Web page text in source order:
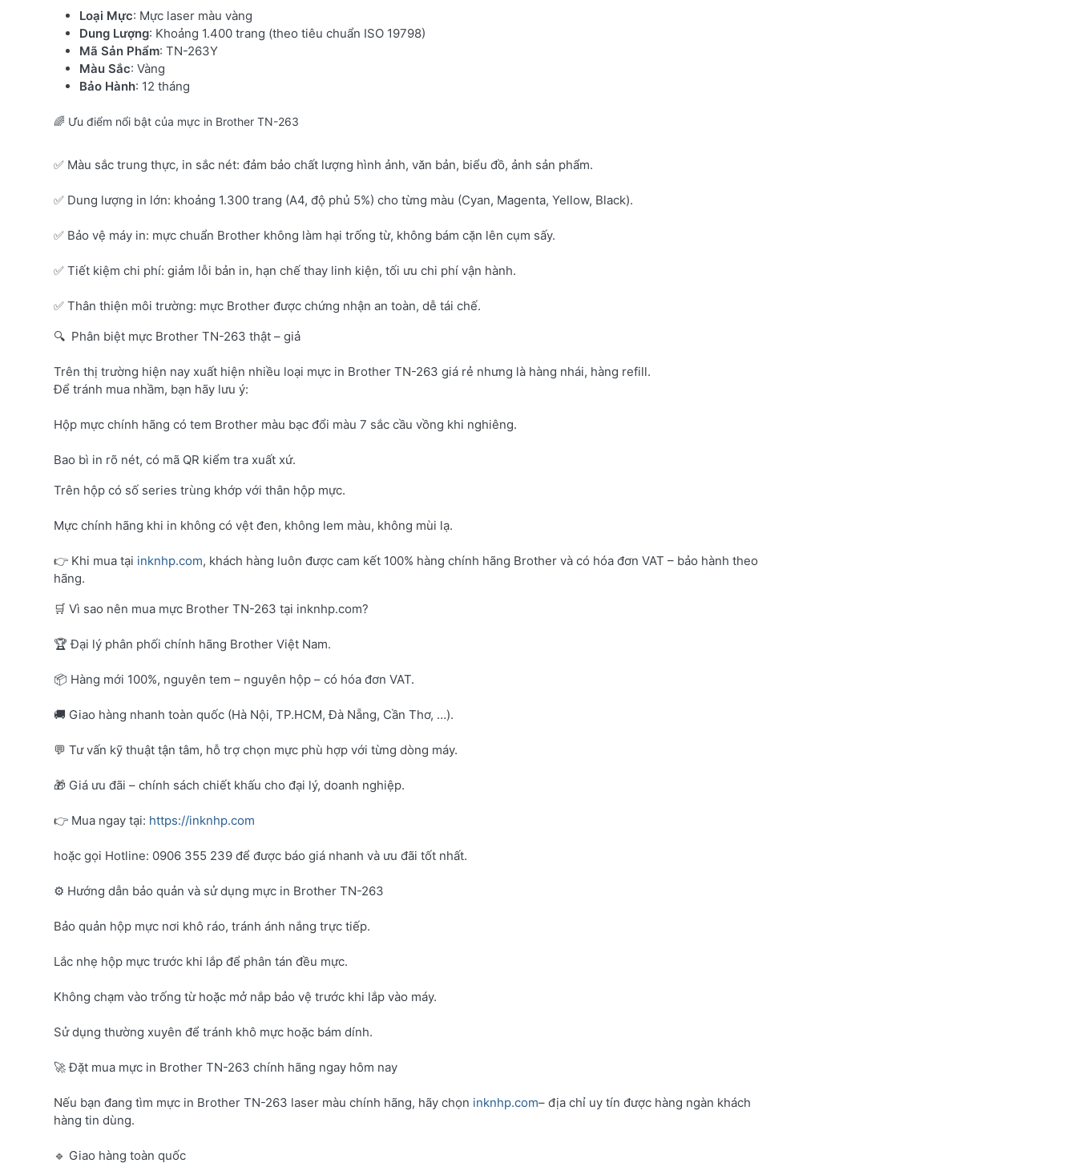
Loại Mực: Mực laser màu vàng
Dung Lượng: Khoảng 1.400 trang (theo tiêu chuẩn ISO 19798)
Mã Sản Phẩm: TN-263Y
Màu Sắc: Vàng
Bảo Hành: 12 tháng
🌈 Ưu điểm nổi bật của mực in Brother TN-263
✅ Màu sắc trung thực, in sắc nét: đảm bảo chất lượng hình ảnh, văn bản, biểu đồ, ảnh sản phẩm.
✅ Dung lượng in lớn: khoảng 1.300 trang (A4, độ phủ 5%) cho từng màu (Cyan, Magenta, Yellow, Black).
✅ Bảo vệ máy in: mực chuẩn Brother không làm hại trống từ, không bám cặn lên cụm sấy.
✅ Tiết kiệm chi phí: giảm lỗi bản in, hạn chế thay linh kiện, tối ưu chi phí vận hành.
✅ Thân thiện môi trường: mực Brother được chứng nhận an toàn, dễ tái chế.
🔍 Phân biệt mực Brother TN-263 thật – giả
Trên thị trường hiện nay xuất hiện nhiều loại mực in Brother TN-263 giá rẻ nhưng là hàng nhái, hàng refill.
Để tránh mua nhầm, bạn hãy lưu ý:
Hộp mực chính hãng có tem Brother màu bạc đổi màu 7 sắc cầu vồng khi nghiêng.
Bao bì in rõ nét, có mã QR kiểm tra xuất xứ.
Trên hộp có số series trùng khớp với thân hộp mực.
Mực chính hãng khi in không có vệt đen, không lem màu, không mùi lạ.
👉 Khi mua tại inknhp.com, khách hàng luôn được cam kết 100% hàng chính hãng Brother và có hóa đơn VAT – bảo hành theo
hãng.
🛒 Vì sao nên mua mực Brother TN-263 tại inknhp.com?
🏆 Đại lý phân phối chính hãng Brother Việt Nam.
📦 Hàng mới 100%, nguyên tem – nguyên hộp – có hóa đơn VAT.
🚚 Giao hàng nhanh toàn quốc (Hà Nội, TP.HCM, Đà Nẵng, Cần Thơ, …).
💬 Tư vấn kỹ thuật tận tâm, hỗ trợ chọn mực phù hợp với từng dòng máy.
🎁 Giá ưu đãi – chính sách chiết khấu cho đại lý, doanh nghiệp.
👉 Mua ngay tại: https://inknhp.com
hoặc gọi Hotline: 0906 355 239 để được báo giá nhanh và ưu đãi tốt nhất.
⚙️ Hướng dẫn bảo quản và sử dụng mực in Brother TN-263
Bảo quản hộp mực nơi khô ráo, tránh ánh nắng trực tiếp.
Lắc nhẹ hộp mực trước khi lắp để phân tán đều mực.
Không chạm vào trống từ hoặc mở nắp bảo vệ trước khi lắp vào máy.
Sử dụng thường xuyên để tránh khô mực hoặc bám dính.
🚀 Đặt mua mực in Brother TN-263 chính hãng ngay hôm nay
Nếu bạn đang tìm mực in Brother TN-263 laser màu chính hãng, hãy chọn inknhp.com– địa chỉ uy tín được hàng ngàn khách
hàng tin dùng.
🔹 Giao hàng toàn quốc